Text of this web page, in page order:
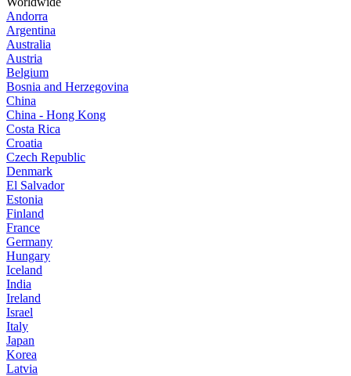
Andorra
Argentina
Australia
Austria
Belgium
Bosnia and Herzegovina
China
China - Hong Kong
Costa Rica
Croatia
Czech Republic
Denmark
El Salvador
Estonia
Finland
France
Germany
Hungary
Iceland
India
Ireland
Israel
Italy
Japan
Korea
Latvia